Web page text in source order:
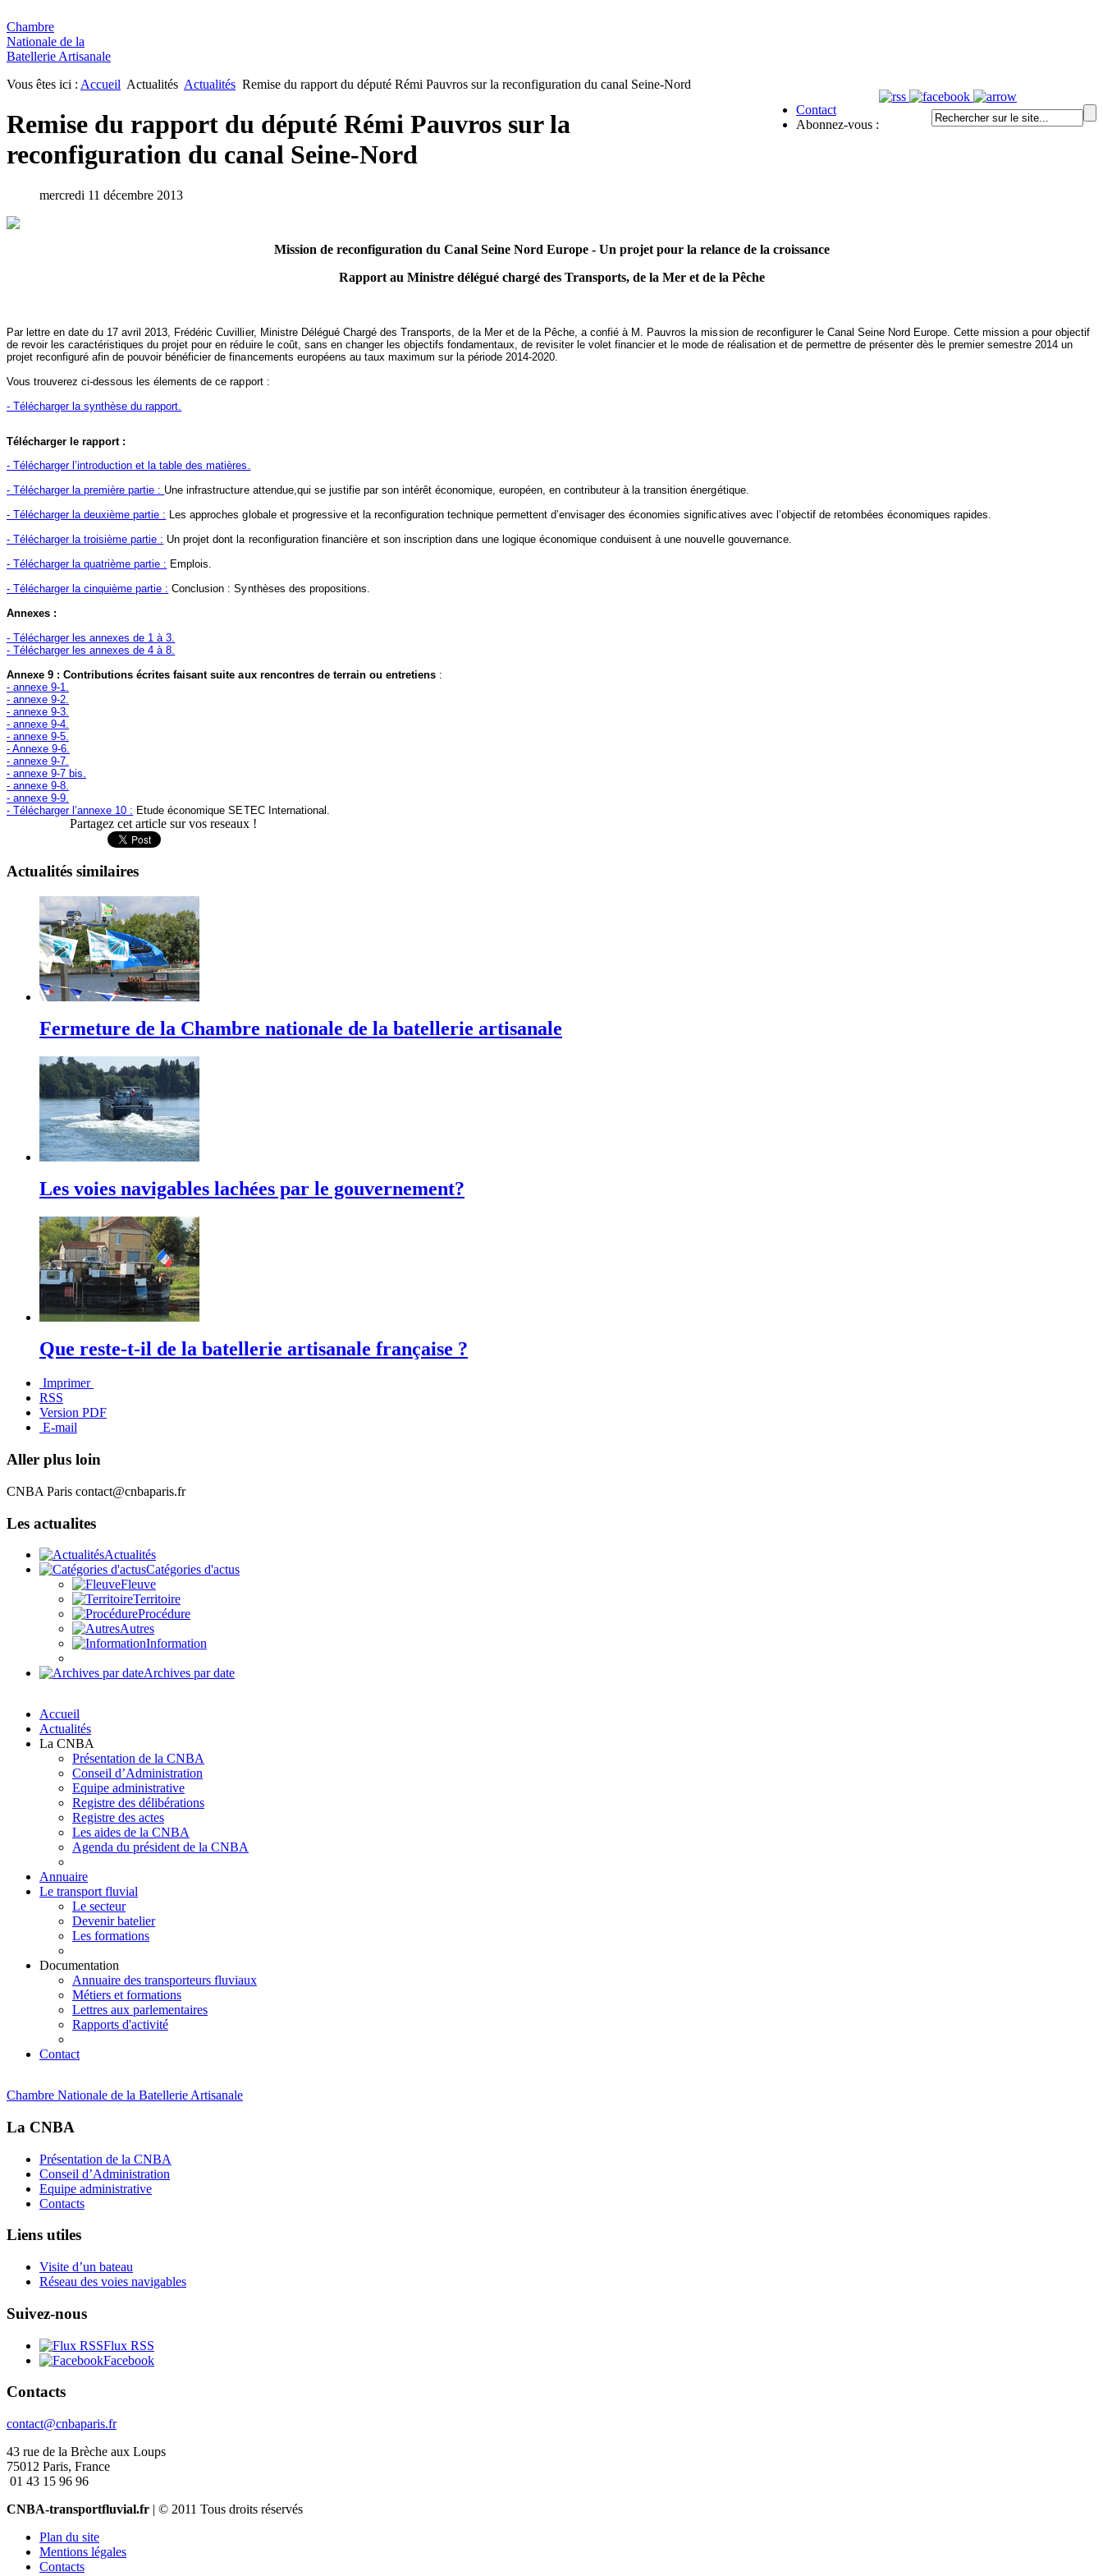
Chambre
Nationale de la
Batellerie Artisanale
Contact
Abonnez-vous :
Vous êtes ici : Accueil Actualités Actualités Remise du rapport du député Rémi Pauvros sur la reconfiguration du canal Seine-Nord
Remise du rapport du député Rémi Pauvros sur la
reconfiguration du canal Seine-Nord
mercredi 11 décembre 2013
Mission de reconfiguration du Canal Seine Nord Europe - Un projet pour la relance de la croissance
Rapport au Ministre délégué chargé des Transports, de la Mer et de la Pêche
Par lettre en date du 17 avril 2013, Frédéric Cuvillier, Ministre Délégué Chargé des Transports, de la Mer et de la Pêche, a confié à M. Pauvros la mission de reconfigurer le Canal Seine Nord Europe. Cette mission a pour objectif
de revoir les caractéristiques du projet pour en réduire le coût, sans en changer les objectifs fondamentaux, de revisiter le volet financier et le mode de réalisation et de permettre de présenter dès le premier semestre 2014 un
projet reconfiguré afin de pouvoir bénéficier de financements européens au taux maximum sur la période 2014-2020.
Vous trouverez ci-dessous les élements de ce rapport :
- Télécharger la synthèse du rapport.
Télécharger le rapport :
- Télécharger l’introduction et la table des matières.
- Télécharger la première partie : Une infrastructure attendue,qui se justifie par son intérêt économique, européen, en contributeur à la transition énergétique.
- Télécharger la deuxième partie : Les approches globale et progressive et la reconfiguration technique permettent d’envisager des économies significatives avec l’objectif de retombées économiques rapides.
- Télécharger la troisième partie : Un projet dont la reconfiguration financière et son inscription dans une logique économique conduisent à une nouvelle gouvernance.
- Télécharger la quatrième partie : Emplois.
- Télécharger la cinquième partie : Conclusion : Synthèses des propositions.
Annexes :
- Télécharger les annexes de 1 à 3.
- Télécharger les annexes de 4 à 8.
Annexe 9 : Contributions écrites faisant suite aux rencontres de terrain ou entretiens:
- annexe 9-1.
- annexe 9-2.
- annexe 9-3.
- annexe 9-4.
- annexe 9-5.
- Annexe 9-6.
- annexe 9-7.
- annexe 9-7 bis.
- annexe 9-8.
- annexe 9-9.
- Télécharger l’annexe 10 : Etude économique SETEC International.
Partagez cet article sur vos reseaux !
Actualités similaires
Fermeture de la Chambre nationale de la batellerie artisanale
Les voies navigables lachées par le gouvernement?
Que reste-t-il de la batellerie artisanale française ?
Imprimer
RSS
Version PDF
E-mail
Aller plus loin
CNBA Paris contact@cnbaparis.fr
Les actualites
Actualités
Catégories d'actus
Fleuve
Territoire
Procédure
Autres
Information
Archives par date
Accueil
Actualités
La CNBA
Présentation de la CNBA
Conseil d’Administration
Equipe administrative
Registre des délibérations
Registre des actes
Les aides de la CNBA
Agenda du président de la CNBA
Annuaire
Le transport fluvial
Le secteur
Devenir batelier
Les formations
Documentation
Annuaire des transporteurs fluviaux
Métiers et formations
Lettres aux parlementaires
Rapports d'activité
Contact
Chambre Nationale de la Batellerie Artisanale
La CNBA
Présentation de la CNBA
Conseil d’Administration
Equipe administrative
Contacts
Liens utiles
Visite d’un bateau
Réseau des voies navigables
Suivez-nous
Flux RSS
Facebook
Contacts
contact@cnbaparis.fr
43 rue de la Brèche aux Loups
75012 Paris, France
01 43 15 96 96
CNBA-transportfluvial.fr | © 2011 Tous droits réservés
Plan du site
Mentions légales
Contacts